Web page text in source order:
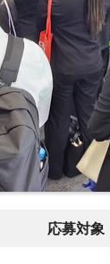
応募対象